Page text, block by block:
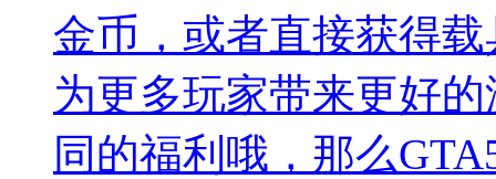
金币，或者直接获得
为更多玩家带来更好
同的福利哦，那么